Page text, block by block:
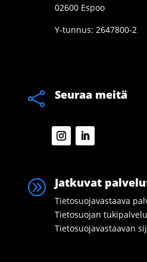
02600 Espoo
Y-tunnus: 2647800-2
 Seuraa meitä
A Jatkuvat
Tietosuojavastaava
Tietosuojan tukipalvelu
Tietosuojavastaavan